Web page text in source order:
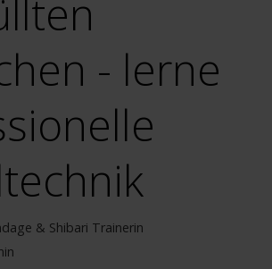
- lerne
& Shibari Trainerin